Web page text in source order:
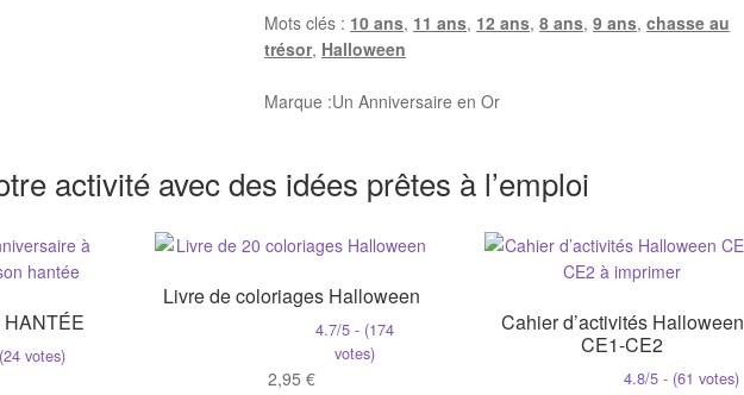
trésor
Maison
(8+
Mots clés : 10 ans, 11 ans, 12 ans,8 ans,9 ans,chasse au
trésor, Halloween
Marque :Un Anniversaire en Or
activité avec des idées prêtes à l’emploi
HANTÉE
votes)
Livre de coloriages Halloween
4.7/5 - (174
votes)
2,95€
Cahier d’activités Halloween
CE1-CE2
4.8/5 - (61 votes)